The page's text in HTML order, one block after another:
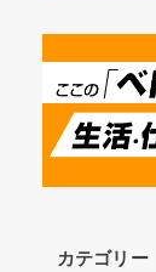
カテゴリー